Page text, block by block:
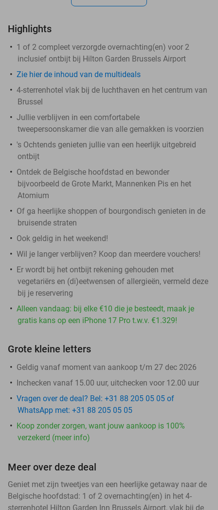
Highlights
1 of 2 compleet verzorgde overnachting(en) voor 2
inclusief ontbijt bij Hilton Garden Brussels Airport
Zie hier de inhoud van de multideals
4-sterrenhotel vlak bij de luchthaven en het centrum van
Brussel
Jullie verblijven in een comfortabele
tweepersoonskamer die van alle gemakken is voorzien
's Ochtends genieten jullie van een heerlijk uitgebreid
ontbijt
Ontdek de Belgische hoofdstad en bewonder
bijvoorbeeld de Grote Markt, Mannenken Pis en het
Atomium
Of ga heerlijke shoppen of bourgondisch genieten in de
bruisende straten
Ook geldig in het weekend!
Wil je langer verblijven? Koop dan meerdere vouchers!
Er wordt bij het ontbijt rekening gehouden met
vegetariërs en (di)eetwensen of allergieën, vermeld deze
bij je reservering
Alleen vandaag: bij elke €10 die je besteedt, maak je
gratis kans op een iPhone 17 Pro t.w.v. €1.329!
Grote kleine letters
Geldig vanaf moment van aankoop t/m 27 dec 2026
Inchecken vanaf 15.00 uur, uitchecken voor 12.00 uur
Vragen over de deal? Bel: +31 88 205 05 05 of
WhatsApp met: +31 88 205 05 05
Koop zonder zorgen, want jouw aankoop is 100%
verzekerd (meer info)
Meer over deze deal
Geniet met zijn tweetjes van een heerlijke getaway naar de
Belgische hoofdstad: 1 of 2 overnachting(en) in het 4-
sterrenhotel Hilton Garden Inn Brussels Airport, vlak bij de